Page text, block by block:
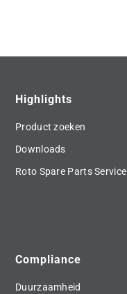
Highlights
Product zoeken
Downloads
Roto Spare Parts Service
Compliance
Duurzaamheid